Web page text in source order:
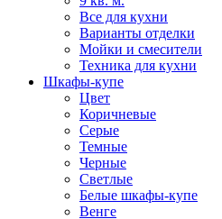
Все для кухни
Варианты отделки
Мойки и смесители
Техника для кухни
Шкафы-купе
Цвет
Коричневые
Серые
Темные
Черные
Светлые
Белые шкафы-купе
Венге